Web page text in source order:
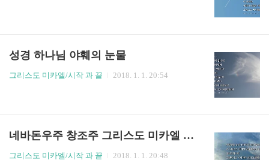
성경 하나님 야훼의 눈물
그리스도 미카엘/시작 과 끝 2018. 1. 1. 20:54
네바돈우주 창조주 그리스도 미카엘 인사
그리스도 미카엘/시작 과 끝 2018. 1. 1. 20:48